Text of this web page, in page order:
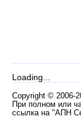
Loading...
Copyright © 2006-
При полном или
ссылка на "АПН